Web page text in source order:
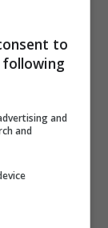
to
and
and